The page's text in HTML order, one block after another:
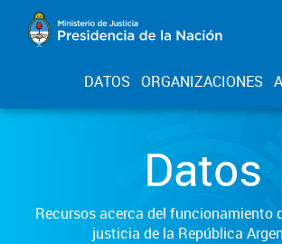
DATOS ORGANIZACIONES
Datos
Recursos acerca del funcionamiento
justicia de la República